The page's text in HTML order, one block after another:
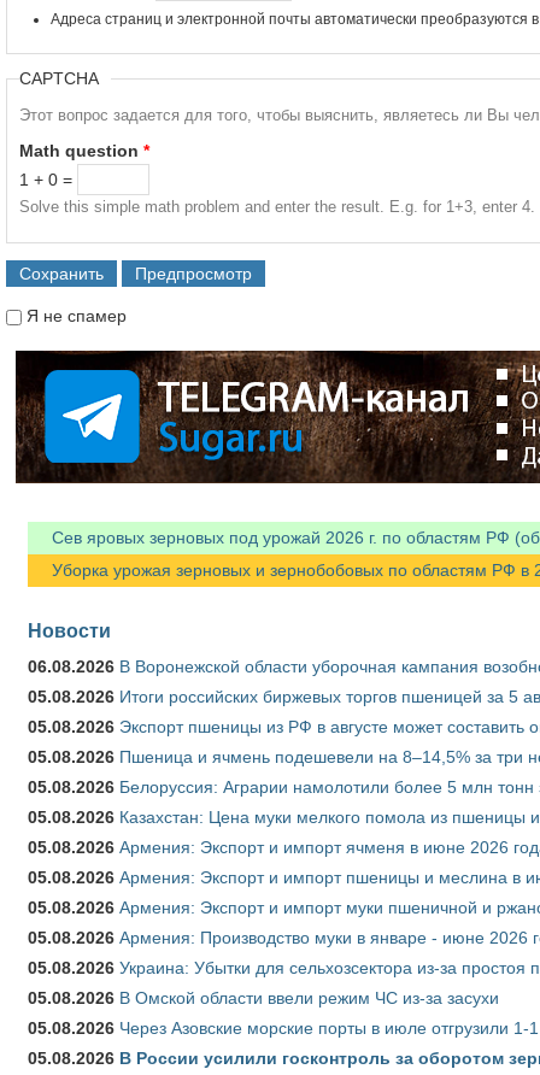
Адреса страниц и электронной почты автоматически преобразуются
CAPTCHA
Этот вопрос задается для того, чтобы выяснить, являетесь ли Вы
Math question *
1 + 0 =
Solve this simple math problem and enter the result. E.g. for 1+3, enter 4.
Я не спамер
Сев яровых зерновых под урожай 2026 г. по областям РФ
Уборка урожая зерновых и зернобобовых по областям РФ в
Новости
06.08.2026 В Воронежской области уборочная кампания
05.08.2026 Итоги российских биржевых торгов пшеницей за 5
05.08.2026 Экспорт пшеницы из РФ в августе может составить
05.08.2026 Пшеница и ячмень подешевели на 8–14,5% за три
05.08.2026 Белоруссия: Аграрии намолотили более 5 млн тонн
05.08.2026 Казахстан: Цена муки мелкого помола из пшеницы
05.08.2026 Армения: Экспорт и импорт ячменя в июне 2026
05.08.2026 Армения: Экспорт и импорт пшеницы и меслина в
05.08.2026 Армения: Экспорт и импорт муки пшеничной и
05.08.2026 Армения: Производство муки в январе - июне 2026
05.08.2026 Украина: Убытки для сельхозсектора из-за простоя
05.08.2026 В Омской области ввели режим ЧС из-за засухи
05.08.2026 Через Азовские морские порты в июле отгрузили
05.08.2026 В России усилили госконтроль за оборотом